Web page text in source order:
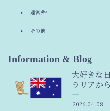
運営会社
その他
Information & Blog
大好きな
ラリアか
―
2026.04.08